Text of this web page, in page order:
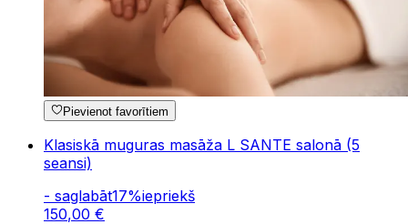
Pievienot favorītiem
Klasiskā muguras masāža L SANTE salonā (5
seansi)
- saglabāt17%iepriekš
150,00 €